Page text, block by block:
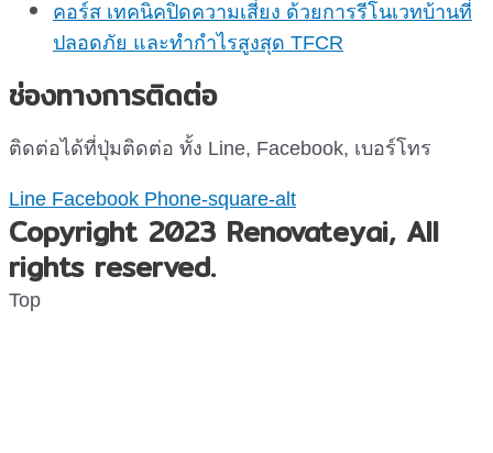
คอร์ส เทคนิคปิดความเสี่ยง ด้วยการรีโนเวทบ้านที่
ปลอดภัย และทำกำไรสูงสุด TFCR
ช่องทางการติดต่อ
ติดต่อได้ที่ปุ่มติดต่อ ทั้ง Line, Facebook, เบอร์โทร
Line Facebook Phone-square-alt
Copyright 2023 Renovateyai, All
rights reserved.
Top